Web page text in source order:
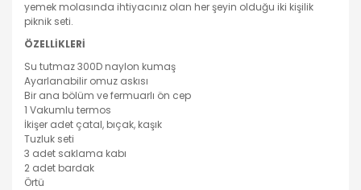
yemek molasında ihtiyacınız olan her şeyin olduğu iki kişilik
piknik seti.
ÖZELLİKLERİ
Su tutmaz 300D naylon kumaş
Ayarlanabilir omuz askısı
Bir ana bölüm ve fermuarlı ön cep
1 Vakumlu termos
İkişer adet çatal, bıçak, kaşık
Tuzluk seti
3 adet saklama kabı
2 adet bardak
Örtü